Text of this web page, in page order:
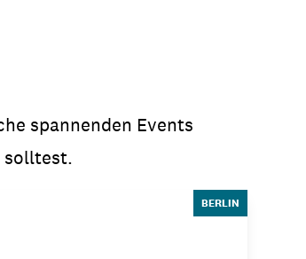
spannenden Events
solltest.
BERLIN